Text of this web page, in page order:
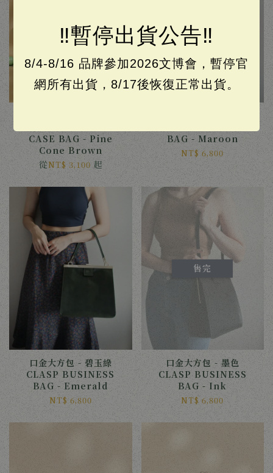
‼️暫停出貨公告‼️
8/4-8/16 品牌參加2026文博會，暫停官
網所有出貨，8/17後恢復正常出貨。
CASE BAG - Pine
Cone Brown
從NT$ 3,100 起
BAG - Maroon
NT$ 6,800
口金大方包 - 碧玉綠
CLASP BUSINESS
BAG - Emerald
NT$ 6,800
售完
口金大方包 - 墨色
CLASP BUSINESS
BAG - Ink
NT$ 6,800